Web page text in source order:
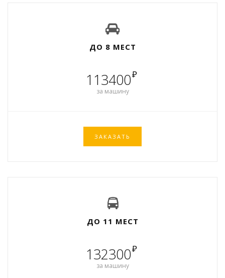
ДО 8 МЕСТ
113400₽
за машину
ЗАКАЗАТЬ
ДО 11 МЕСТ
132300₽
за машину